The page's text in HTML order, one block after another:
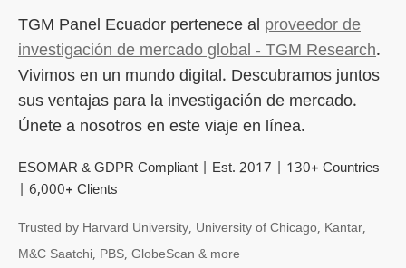
TGM Panel Ecuadorpertenece alproveedor de
investigación de mercado global - TGM Research.
Vivimos en un mundo digital. Descubramos juntos
sus ventajas para la investigación de mercado.
Únete a nosotros en este viaje en línea.
ESOMAR & GDPR Compliant | Est. 2017 | 130+ Countries
| 6,000+ Clients
Trusted by Harvard University, University of Chicago, Kantar,
M&C Saatchi, PBS, GlobeScan & more